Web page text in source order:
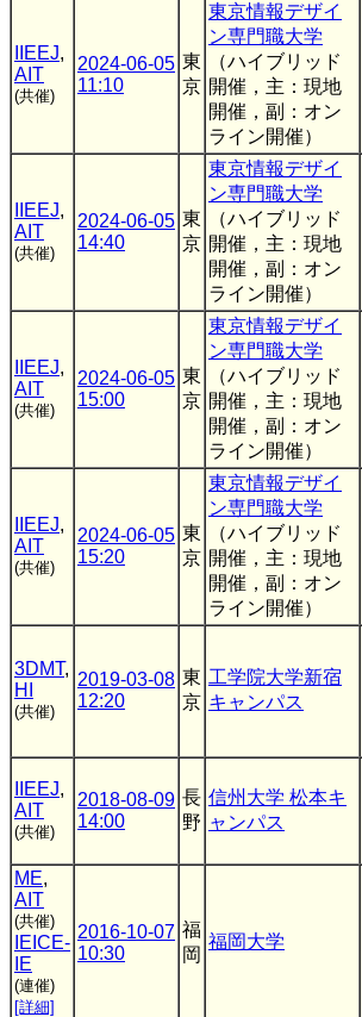
IIEEJ,
AIT
(共催)
2024-06-05
11:10
東
京
東京情報デザイ
ン専門職大学
（ハイブリッド
開催，主：現地
開催，副：オン
ライン開催）
IIEEJ,
AIT
(共催)
2024-06-05
14:40
東
京
東京情報デザイ
ン専門職大学
（ハイブリッド
開催，主：現地
開催，副：オン
ライン開催）
IIEEJ,
AIT
(共催)
2024-06-05
15:00
東
京
東京情報デザイ
ン専門職大学
（ハイブリッド
開催，主：現地
開催，副：オン
ライン開催）
IIEEJ,
AIT
(共催)
2024-06-05
15:20
東
京
東京情報デザイ
ン専門職大学
（ハイブリッド
開催，主：現地
開催，副：オン
ライン開催）
3DMT,
HI
(共催)
2019-03-08
12:20
東
京
工学院大学新宿
キャンパス
IIEEJ,
AIT
(共催)
2018-08-09
14:00
長
野
信州大学 松本キ
ャンパス
ME,
AIT
(共催)
IEICE-
IE
(連催)
[詳細]
2016-10-07
10:30
福
岡
福岡大学